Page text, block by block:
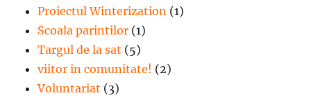
Proiectul Winterization (1)
Scoala parintilor (1)
Targul de la sat (5)
viitor in comunitate! (2)
Voluntariat (3)